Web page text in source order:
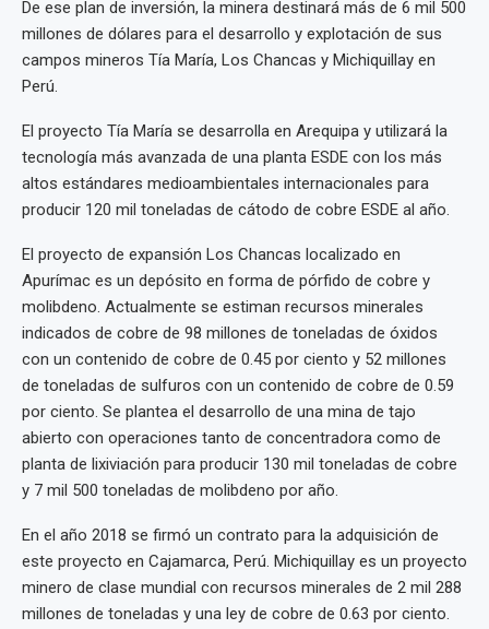
De ese plan de inversión, la minera destinará más de 6 mil 500
millones de dólares para el desarrollo y explotación de sus
campos mineros Tía María, Los Chancas y Michiquillay en
Perú.
El proyecto Tía María se desarrolla en Arequipa y utilizará la
tecnología más avanzada de una planta ESDE con los más
altos estándares medioambientales internacionales para
producir 120 mil toneladas de cátodo de cobre ESDE al año.
El proyecto de expansión Los Chancas localizado en
Apurímac es un depósito en forma de pórfido de cobre y
molibdeno. Actualmente se estiman recursos minerales
indicados de cobre de 98 millones de toneladas de óxidos
con un contenido de cobre de 0.45 por ciento y 52 millones
de toneladas de sulfuros con un contenido de cobre de 0.59
por ciento. Se plantea el desarrollo de una mina de tajo
abierto con operaciones tanto de concentradora como de
planta de lixiviación para producir 130 mil toneladas de cobre
y 7 mil 500 toneladas de molibdeno por año.
En el año 2018 se firmó un contrato para la adquisición de
este proyecto en Cajamarca, Perú. Michiquillay es un proyecto
minero de clase mundial con recursos minerales de 2 mil 288
millones de toneladas y una ley de cobre de 0.63 por ciento.